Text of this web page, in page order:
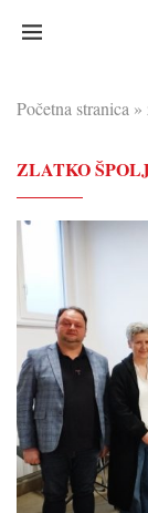
Početna stranica »
ZLATKO